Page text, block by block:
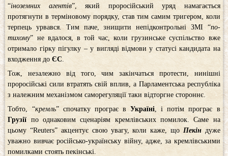
“іноземних агентів”, який проросійський уряд намагається
протягнути в терміновому порядку, став тим самим тригером, коли
терпець урвався. Тим паче, знищити непідконтрольні ЗМІ “по-
тихому” не вдалося, в той час, коли грузинське суспільство вже
отримало гірку пігулку – у вигляді відмови у статусі кандидата на
входження доЄС
Тож, незалежно від того, чим закінчаться протести, нинішні
проросійські сили втратять свій вплив, а Парламентська республіка
з належним механізмом саморегуляції таки відторгне стороннє.
Тобто, “кремль” спочатку програє вУкраїні , і потім програє в
Грузії по однаковим сценаріям кремлівських помилок. Саме на
цьому “Reuters” акцентує свою увагу, коли каже, що Пекіндуже
уважно вивчає російсько-українську війну, адже, за кремлівськими
помилками стоять пекінські.